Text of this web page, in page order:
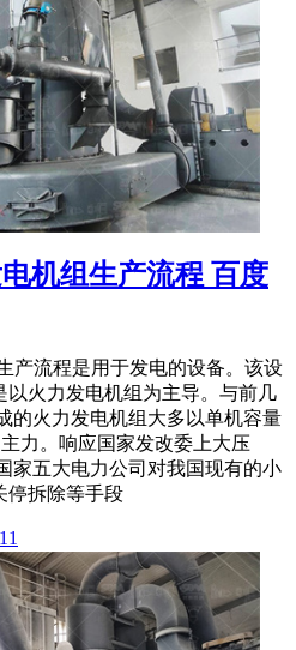
机组生产流程 百度
产流程是用于发电的设备。该设
以火力发电机组为主导。与前几
的火力发电机组大多以单机容量
力。响应国家发改委上大压
家五大电力公司对我国现有的小
停拆除等手段